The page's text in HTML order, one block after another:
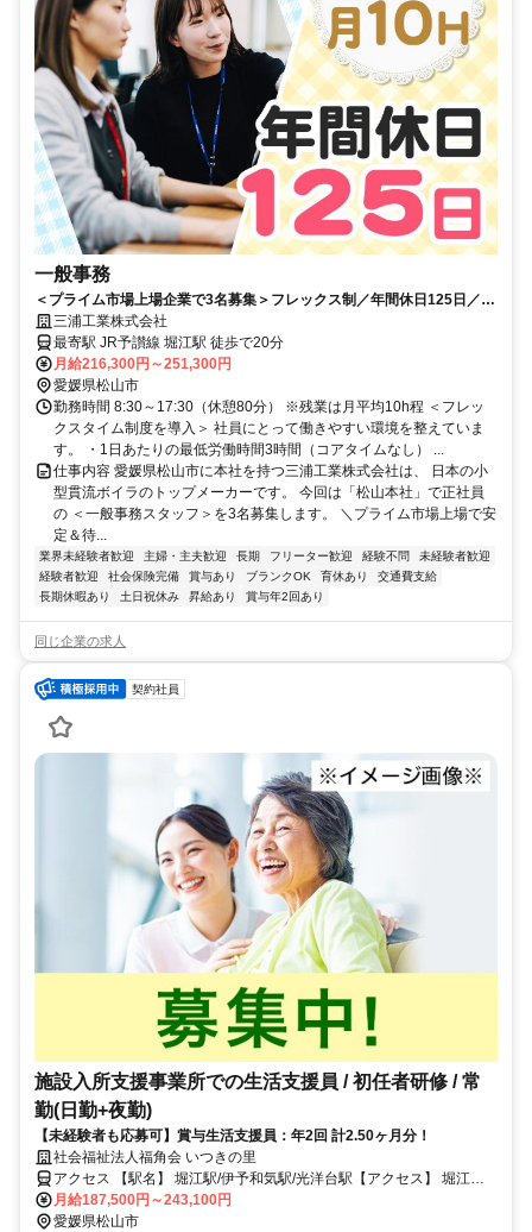
一般事務
＜プライム市場上場企業で3名募集＞フレックス制／年間休日125日／17
時半定時で平均残業月10時間
三浦工業株式会社
最寄駅 JR予讃線 堀江駅 徒歩で20分
月給216,300円～251,300円
愛媛県松山市
勤務時間 8:30～17:30（休憩80分） ※残業は月平均10h程 ＜フレッ
クスタイム制度を導入＞ 社員にとって働きやすい環境を整えていま
す。 ・1日あたりの最低労働時間3時間（コアタイムなし） ...
仕事内容 愛媛県松山市に本社を持つ三浦工業株式会社は、 日本の小
型貫流ボイラのトップメーカーです。 今回は「松山本社」で正社員
の ＜一般事務スタッフ＞を3名募集します。 ＼プライム市場上場で安
定＆待...
業界未経験者歓迎 主婦・主夫歓迎 長期 フリーター歓迎 経験不問
未経験者歓迎
経験者歓迎
社会保険完備 賞与あり ブランクOK 育休あり
交通費支給
長期休暇あり
土日祝休み 昇給あり 賞与年2回あり
同じ企業の求人
契約社員
施設入所支援事業所での生活支援員 / 初任者研修 / 常
勤(日勤+夜勤)
【未経験者も応募可】賞与生活支援員：年2回 計2.50ヶ月分！
社会福祉法人福角会 いつきの里
アクセス 【駅名】 堀江駅/伊予和気駅/光洋台駅【アクセス】 堀江駅
から徒歩17分
月給187,500円～243,100円
愛媛県松山市